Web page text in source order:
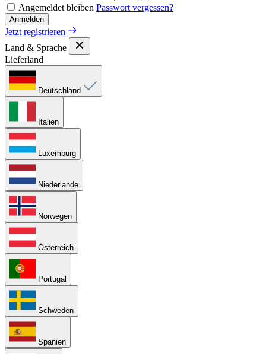
Angemeldet bleiben Passwort vergessen?
Anmelden
Jetzt registrieren
Land & Sprache
Lieferland
Deutschland
Italien
Luxemburg
Niederlande
Norwegen
Österreich
Portugal
Schweden
Spanien